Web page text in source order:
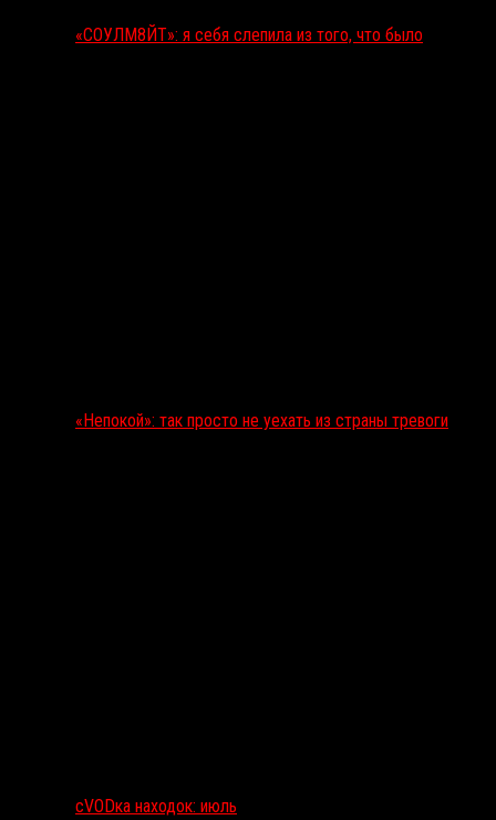
«СОУЛМ8ЙТ»: я себя слепила из того, что было
«Непокой»: так просто не уехать из страны тревоги
сVODка находок: июль